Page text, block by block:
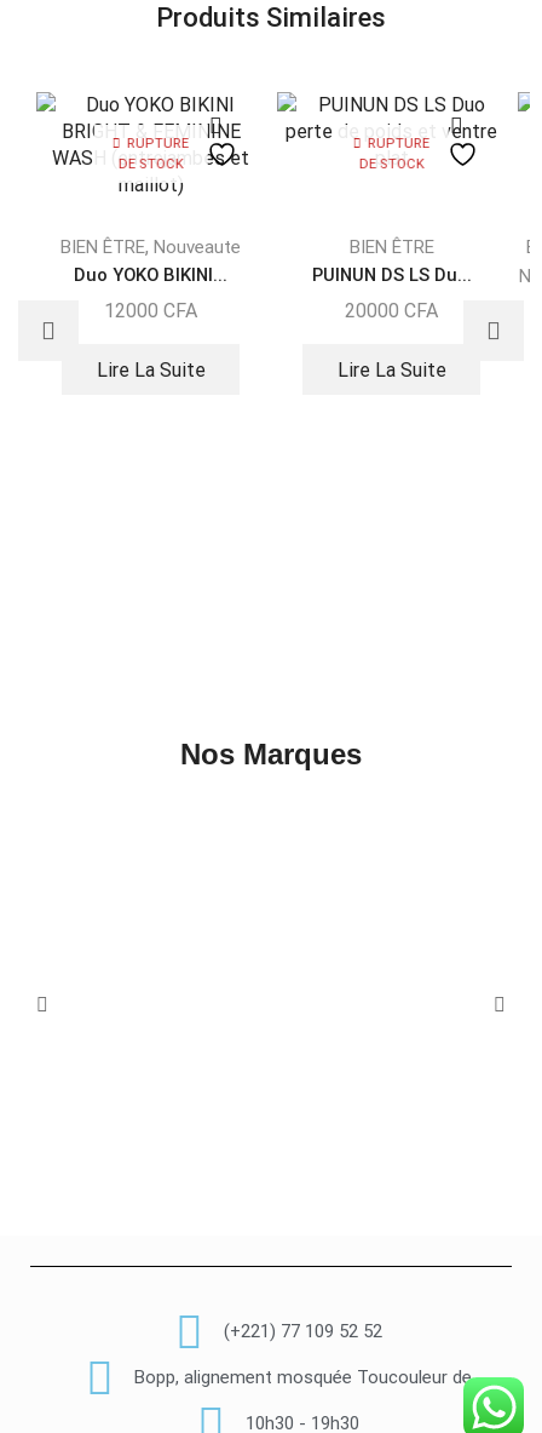
Produits Similaires
RUPTURE
DE STOCK
BIEN ÊTRE, Nouveaute
Duo YOKO BIKINI...
12000 CFA
Lire La Suite
RUPTURE
DE STOCK
BIEN ÊTRE
PUINUN DS LS Du...
20000 CFA
Lire La Suite
Nos Marques
(+221) 77 109 52 52
Bopp, alignement mosquée Toucouleur de
10h30 - 19h30